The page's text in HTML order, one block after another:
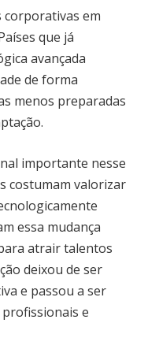
em
que já
avançada
de forma
menos preparadas
importante nesse
costumam valorizar
essa mudança
atrair talentos
deixou de ser
e passou a ser
e